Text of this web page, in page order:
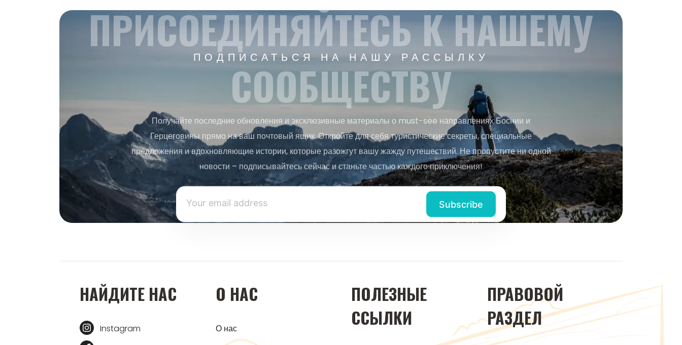
ПОДПИСАТЬСЯ НА НАШУ РАССЫЛКУ
ПРИСОЕДИНЯЙТЕСЬ К НАШЕМУ
СООБЩЕСТВУ
Получайте последние обновления и эксклюзивные материалы о must-see направлениях Боснии и
Герцеговины прямо на ваш почтовый ящик. Откройте для себя туристические секреты, специальные
предложения и вдохновляющие истории, которые разожгут вашу жажду путешествий. Не пропустите ни одной
новости – подписывайтесь сейчас и станьте частью каждого приключения!
НАЙДИТЕ НАС
Instagram
О НАС
О нас
ПОЛЕЗНЫЕ
ССЫЛКИ
ПРАВОВОЙ
РАЗДЕЛ